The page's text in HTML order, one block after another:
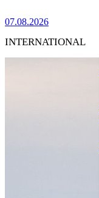
07.08.2026
INTERNATIONAL